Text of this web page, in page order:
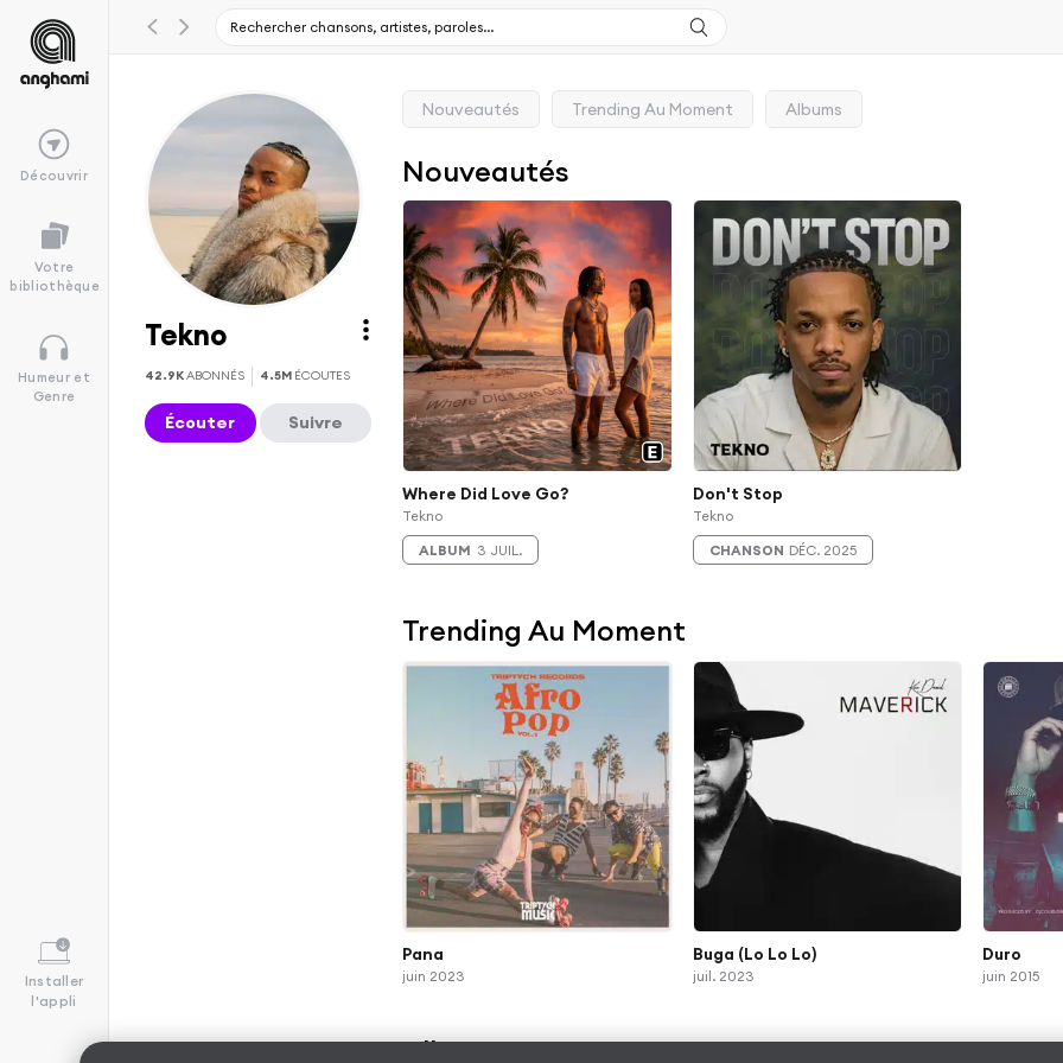
Découvrir
Votre
bibliothèque
Humeur et
Genre
Installer
l'appli
Tekno
42.9KABONNÉS 4.5M ÉCOUTES
Écouter Suivre
Nouveautés Trending Au Moment Albums
Nouveautés
Where Did Love Go?
Tekno
ALBUM 3 JUIL.
Don't Stop
Tekno
CHANSON DÉC. 2025
Trending Au Moment
Pana
juin 2023
Buga (Lo Lo Lo)
juil. 2023
Duro
juin 2015
Albums